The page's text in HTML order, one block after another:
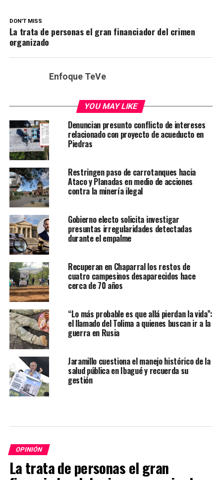
DON'T MISS
La trata de personas el gran financiador del crimen
organizado
Enfoque TeVe
YOU MAY LIKE
Denuncian presunto conflicto de intereses
relacionado con proyecto de acueducto en
Piedras
Restringen paso de carrotanques hacia
Ataco y Planadas en medio de acciones
contra la minería ilegal
Gobierno electo solicita investigar
presuntas irregularidades detectadas
durante el empalme
Recuperan en Chaparral los restos de
cuatro campesinos desaparecidos hace
cerca de 70 años
“Lo más probable es que allá pierdan la vida”:
el llamado del Tolima a quienes buscan ir a la
guerra en Rusia
Jaramillo cuestiona el manejo histórico de la
salud pública en Ibagué y recuerda su
gestión
OPINIÓN
La trata de personas el gran